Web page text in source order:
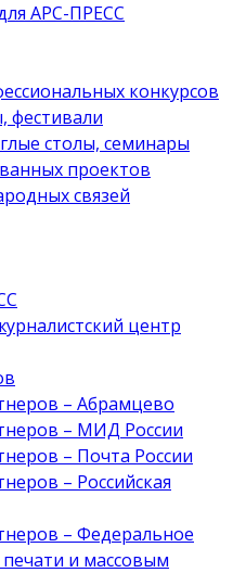
АРС-ПРЕСС
конкурсов
фестивали
столы, семинары
проектов
связей
центр
– Абрамцево
– МИД России
– Почта России
– Российская
– Федеральное
печати и массовым